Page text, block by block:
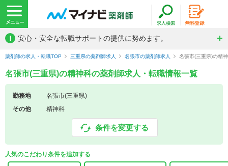
! 安心・安全な転職サポートの提供に努めます。
薬剤師の求人・転職TOP 三重県の薬剤師求人 名張市の薬剤師求人 名張市(三重県)の精
名張市(三重県)の精神科の薬剤師求人・転職情報一覧
勤務地
名張市(三重県)
その他
精神科
条件を変更する
人気のこだわり条件を追加する